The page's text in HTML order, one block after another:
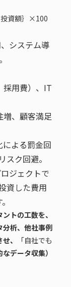
資額｝×100
システム導
採用費）、IT
増、顧客満足
よる罰金回
ク回避。
ジェクトで
資した費用
トの工数を、
分析、他社事例
、
「自社でも
データ収集）